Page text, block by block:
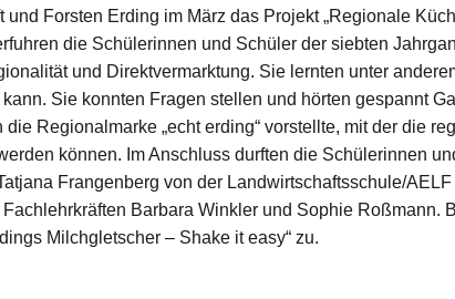
Forsten Erding im März das Projekt „Regionale
die Schülerinnen und Schüler der siebten
und Direktvermarktung. Sie lernten unter
Sie konnten Fragen stellen und hörten gespannt
Regionalmarke „echt erding“ vorstellte, mit der die
können. Im Anschluss durften die Schülerinnen
Frangenberg von der Landwirtschaftsschule/
Barbara Winkler und Sophie Roßmann.
Milchgletscher – Shake it easy“ zu.